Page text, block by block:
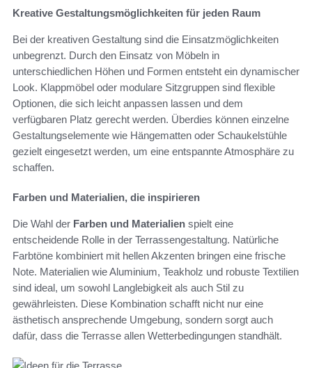
Kreative Gestaltungsmöglichkeiten für jeden Raum
Bei der kreativen Gestaltung sind die Einsatzmöglichkeiten
unbegrenzt. Durch den Einsatz von Möbeln in
unterschiedlichen Höhen und Formen entsteht ein dynamischer
Look. Klappmöbel oder modulare Sitzgruppen sind flexible
Optionen, die sich leicht anpassen lassen und dem
verfügbaren Platz gerecht werden. Überdies können einzelne
Gestaltungselemente wie Hängematten oder Schaukelstühle
gezielt eingesetzt werden, um eine entspannte Atmosphäre zu
schaffen.
Farben und Materialien, die inspirieren
Die Wahl der Farben und Materialien spielt eine
entscheidende Rolle in der Terrassengestaltung. Natürliche
Farbtöne kombiniert mit hellen Akzenten bringen eine frische
Note. Materialien wie Aluminium, Teakholz und robuste Textilien
sind ideal, um sowohl Langlebigkeit als auch Stil zu
gewährleisten. Diese Kombination schafft nicht nur eine
ästhetisch ansprechende Umgebung, sondern sorgt auch
dafür, dass die Terrasse allen Wetterbedingungen standhält.